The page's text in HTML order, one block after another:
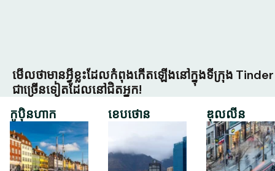
មើលថាមានអ្វីខ្លះដែលកំពុងកើតឡើងនៅក្នុងទីក្រុង Tinder
ជាច្រើនទៀតដែលនៅជិតអ្នក!
កូប៉ិនហាក
ខេបថោន ឌុលលីន